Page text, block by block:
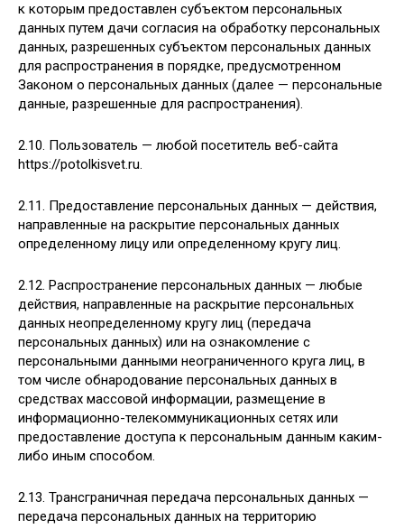
к которым предоставлен субъектом персональных
данных путем дачи согласия на обработку персональных
данных, разрешенных субъектом персональных данных
для распространения в порядке, предусмотренном
Законом о персональных данных (далее — персональные
данные, разрешенные для распространения).
2.10. Пользователь — любой посетитель веб-сайта
https://potolkisvet.ru.
2.11. Предоставление персональных данных — действия,
направленные на раскрытие персональных данных
определенному лицу или определенному кругу лиц.
2.12. Распространение персональных данных — любые
действия, направленные на раскрытие персональных
данных неопределенному кругу лиц (передача
персональных данных) или на ознакомление с
персональными данными неограниченного круга лиц, в
том числе обнародование персональных данных в
средствах массовой информации, размещение в
информационно-телекоммуникационных сетях или
предоставление доступа к персональным данным каким-
либо иным способом.
2.13. Трансграничная передача персональных данных —
передача персональных данных на территорию